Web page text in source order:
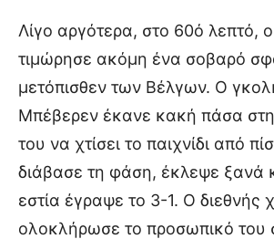
Λίγο αργότερα, στο 60ό λεπτό, ο
τιμώρησε ακόμη ένα σοβαρό
μετόπισθεν των Βέλγων. Ο
Μπέβερεν έκανε κακή πάσα
του να χτίσει το παιχνίδι από
διάβασε τη φάση, έκλεψε ξανά
εστία έγραψε το 3-1. Ο διεθνής
ολοκλήρωσε το προσωπικό του